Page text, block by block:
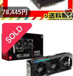
78,445円